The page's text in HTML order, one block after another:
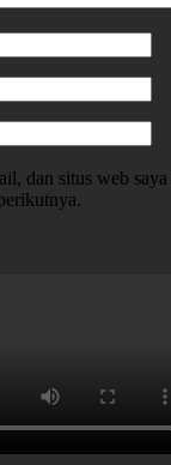
dan situs web